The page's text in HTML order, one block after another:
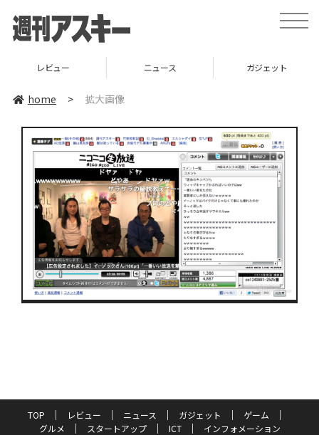
toggle
レビュー ニュース ガジェット
home > 拡大画像
TOP レビュー ニュース ガジェット
ゲーム
グルメ
スタートアップ ICT
インフォメーション